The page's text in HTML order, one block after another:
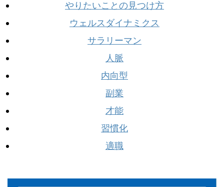
やりたいことの見つけ方
ウェルスダイナミクス
サラリーマン
人脈
内向型
副業
才能
習慣化
適職